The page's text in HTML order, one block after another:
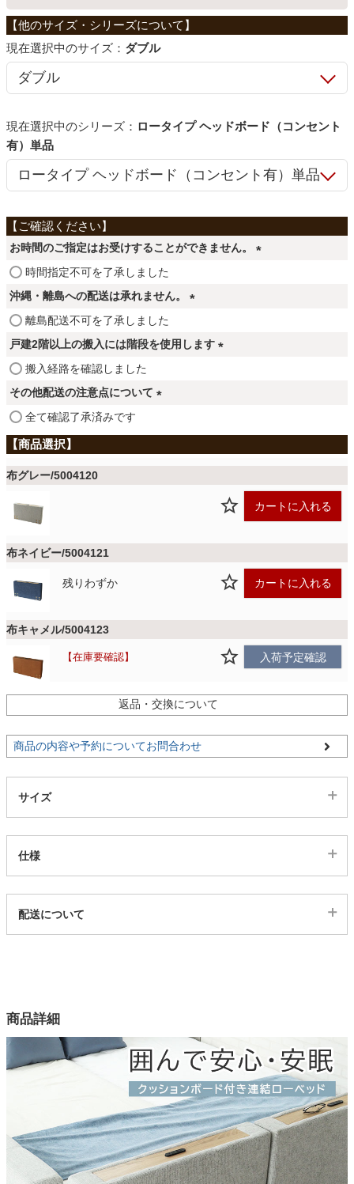
こたつ
ファブリック
カーテン
ラグ
マット
収納用品
生活用品
キッチン用品
ガーデン
サイズ： ダブル
シリーズ： ロータイプ ヘッドボード（コンセント
有）単品
お時間のご指定はお受けすることができません。
時間指定不可を了承しました
沖縄・離島への配送は承れません。
必
離島配送不可を了承しました
戸建2階以上の搬入には階段を使用します
搬入経路を確認しました
その他配送の注意点について
必
須
)
全て確認了承済みです
布グレー/5004120
カートに入れる
布ネイビー/5004121
残りわずか カートに入れる
布キャメル/5004123
在庫要確認 入荷予定確認
PVCブラック/5004124
残りわずか カートに入れる
返品・交換について
商品の内容や予約についてお問合わせ
サイズ
仕様
5004120
4色
張地
ファブリック（ポリエステル100%）、ブラックのみPVC
ウレタンフォーム
フレーム、棚部
配送について
商品詳細